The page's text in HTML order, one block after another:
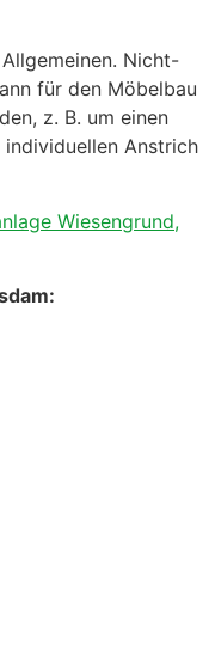
Nicht-
für den Möbelbau
z. B. um einen
Anstrich
Wiesengrund,